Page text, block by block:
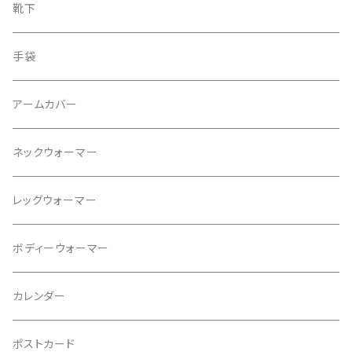
ワンピース
スカート
タンクトップ
プルオーバー
パンツ
ジャケット
ピアス
イヤリング
ネックレス
ブレスレット
ブローチ
ヘアゴム
靴下
手袋
アームカバー
ネックウォーマー
レッグウォーマー
ボディーウォーマー
カレンダー
ポストカード